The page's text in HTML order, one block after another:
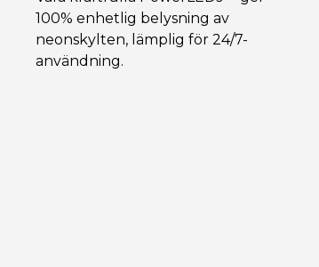
100% enhetlig belysning av
neonskylten, lämplig för 24/7-
användning.